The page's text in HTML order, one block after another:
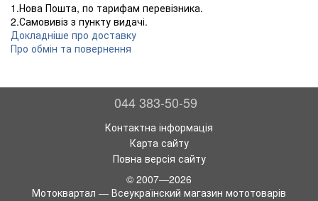
1.Нова Пошта, по тарифам перевізника.
2.Самовивіз з пункту видачі.
Докладніше про доставку
Про обмін та повернення
044 383-50-59
Контактна інформація
Карта сайту
Повна версія сайту
© 2007—2026
Мотоквартал — Всеукраїнский магазин мототоварів